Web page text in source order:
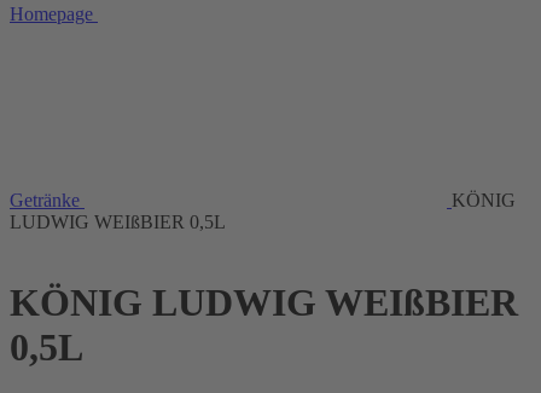
Homepage
Getränke
KÖNIG
LUDWIG WEIßBIER 0,5L
KÖNIG LUDWIG WEIßBIER
0,5L